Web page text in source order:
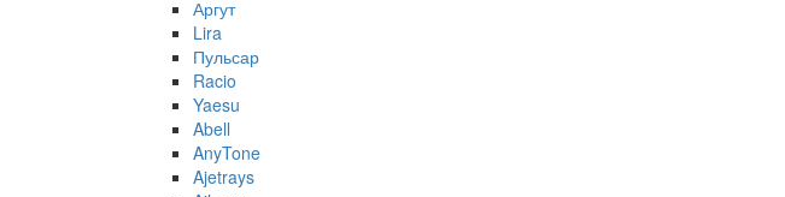
Аргут
Lira
Пульсар
Racio
Yaesu
Abell
AnyTone
Ajetrays